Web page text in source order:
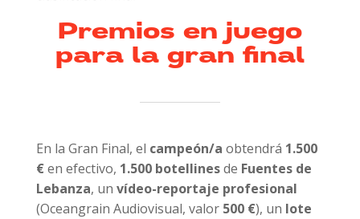
Premios en juego
para la gran final
En la Gran Final, el campeón/a obtendrá 1.500
€en efectivo, 1.500 botellinesde Fuentes de
Lebanza, un vídeo-reportaje profesional
(Oceangrain Audiovisual, valor 500 €), un lote